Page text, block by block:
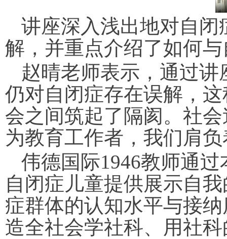
讲座深入浅出地对自
解，并重点介绍了如何
赵晴老师表示，通过
仍对自闭症存在误解，
会之间筑起了隔阂。社
为教育工作者，我们肩
伟德国际1946教师通
自闭症儿童提供展示自
症群体的认知水平与接
造全社会学社科、用社